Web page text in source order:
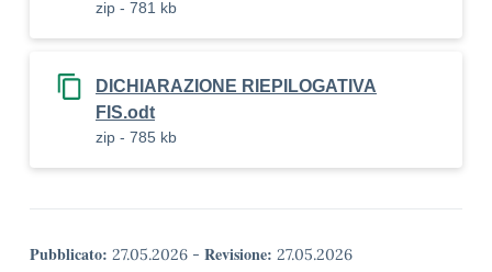
zip - 781 kb
DICHIARAZIONE RIEPILOGATIVA
FIS.odt
zip - 785 kb
Pubblicato: 27.05.2026 - Revisione: 27.05.2026